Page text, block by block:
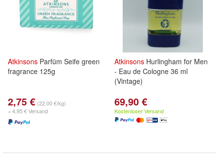
Atkinsons Parfüm Seife green
fragrance 125g
2,75 € (22,00 €/kg)
+ 4,95 € Versand
Atkinsons Hurlingham for Men
- Eau de Cologne 36 ml
(Vintage)
69,90 €
Kostenloser Versand